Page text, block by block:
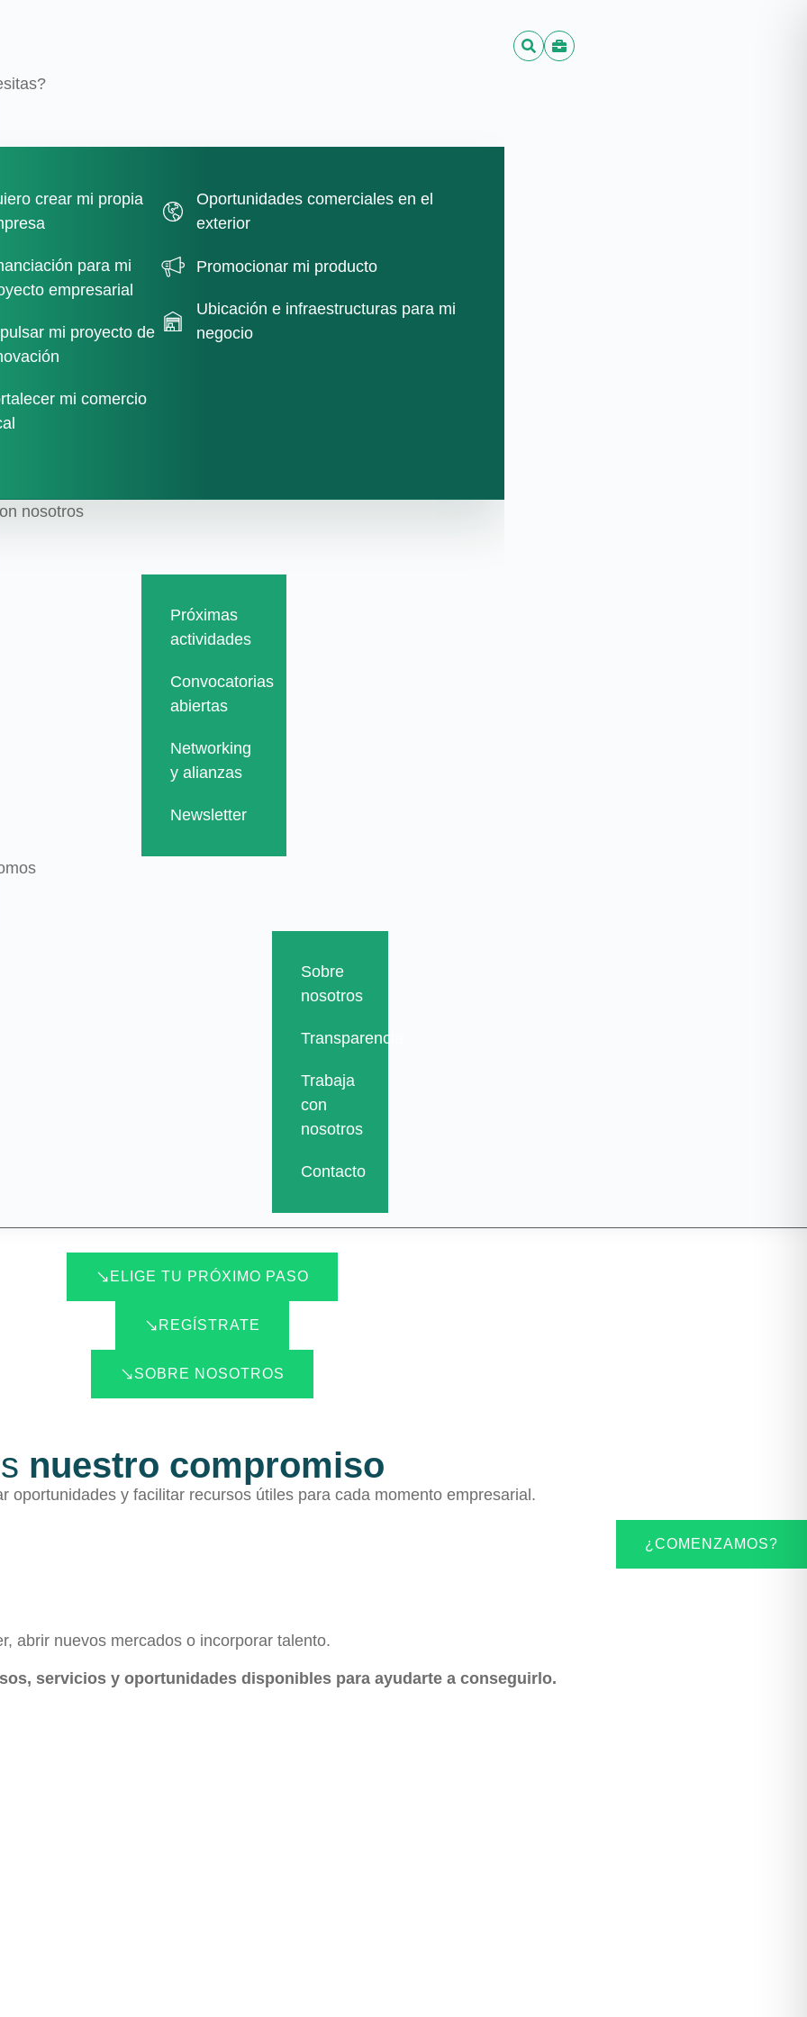
empresarial
exterior
negocio
nosotros
actividades
abiertas
y alianzas
nosotros
con
nosotros
crear mi propia
para mi
empresarial
mi proyecto de
mi comercio
Oportunidades comerciales en el
exterior
Promocionar mi producto
Ubicación e infraestructuras para mi
negocio
nosotros
Próximas
actividades
Convocatorias
abiertas
Networking
y alianzas
Newsletter
Sobre
nosotros
Transparencia
Trabaja
con
nosotros
Contacto
ELIGE TU PRÓXIMO PASO
REGÍSTRATE
SOBRE NOSOTROS
nuestro compromiso
oportunidades y facilitar recursos útiles para cada momento empresarial.
¿COMENZAMOS?
abrir nuevos mercados o incorporar talento.
servicios y oportunidades disponibles para ayudarte a conseguirlo.